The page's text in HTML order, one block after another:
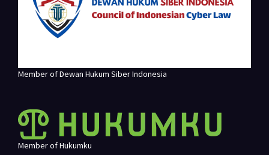
Member of Dewan Hukum Siber Indonesia
Member of Hukumku